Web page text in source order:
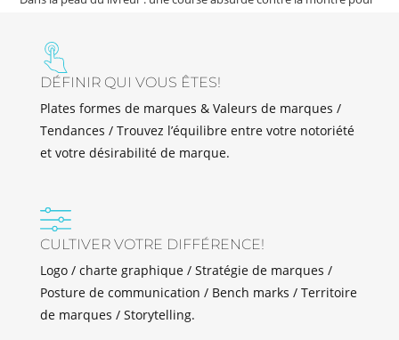
DÉFINIR QUI VOUS ÊTES!
Plates formes de marques & Valeurs de marques /
Tendances / Trouvez l’équilibre entre votre notoriété
et votre désirabilité de marque.
CULTIVER VOTRE DIFFÉRENCE!
Logo / charte graphique / Stratégie de marques /
Posture de communication / Bench marks / Territoire
de marques / Storytelling.